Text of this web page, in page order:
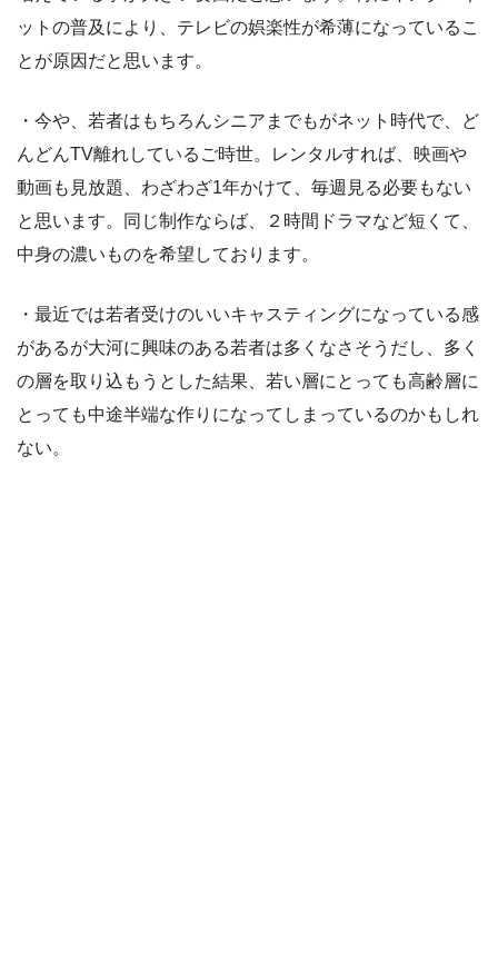
ットの普及により、テレビの娯楽性が希薄になっているこ
とが原因だと思います。
・今や、若者はもちろんシニアまでもがネット時代で、ど
んどんTV離れしているご時世。レンタルすれば、映画や
動画も見放題、わざわざ1年かけて、毎週見る必要もない
と思います。同じ制作ならば、２時間ドラマなど短くて、
中身の濃いものを希望しております。
・最近では若者受けのいいキャスティングになっている感
があるが大河に興味のある若者は多くなさそうだし、多く
の層を取り込もうとした結果、若い層にとっても高齢層に
とっても中途半端な作りになってしまっているのかもしれ
ない。